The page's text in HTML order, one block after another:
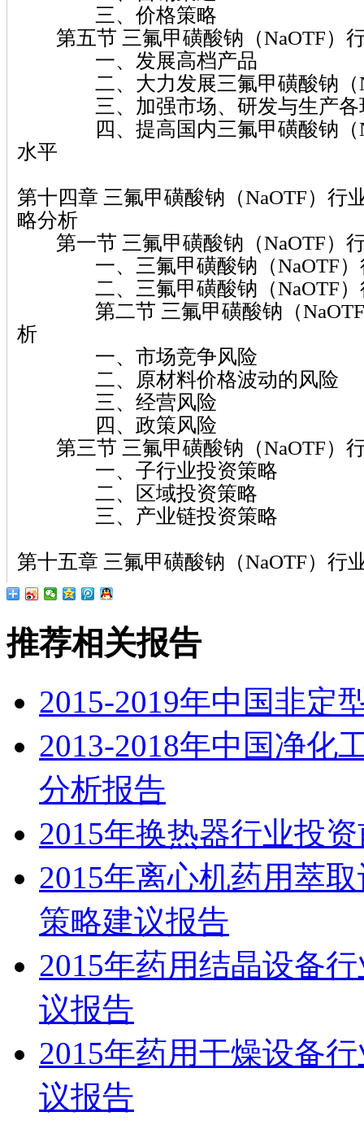
三、价格策略
第五节 三氟甲磺酸钠（NaOTF）
一、发展高档产品
二、大力发展三氟甲磺酸钠（
三、加强市场、研发与生产各
四、提高国内三氟甲磺酸钠（
水平
第十四章 三氟甲磺酸钠（NaOTF）行
略分析
第一节 三氟甲磺酸钠（NaOTF）
一、三氟甲磺酸钠（NaOTF）
二、三氟甲磺酸钠（NaOTF）
第二节 三氟甲磺酸钠（NaOTF
析
一、市场竞争风险
二、原材料价格波动的风险
三、经营风险
四、政策风险
第三节 三氟甲磺酸钠（NaOTF）
一、子行业投资策略
二、区域投资策略
三、产业链投资策略
第十五章 三氟甲磺酸钠（NaOTF）行
推荐相关报告
2015-2019年中国非定
2013-2018年中国净化
分析报告
2015年换热器行业投
2015年离心机药用萃
策略建议报告
2015年药用结晶设备
议报告
2015年药用干燥设备
议报告